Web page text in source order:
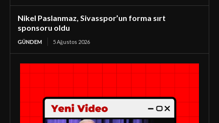
Nikel Paslanmaz, Sivasspor’un forma sırt
sponsoru oldu
GÜNDEM 5 Ağustos 2026